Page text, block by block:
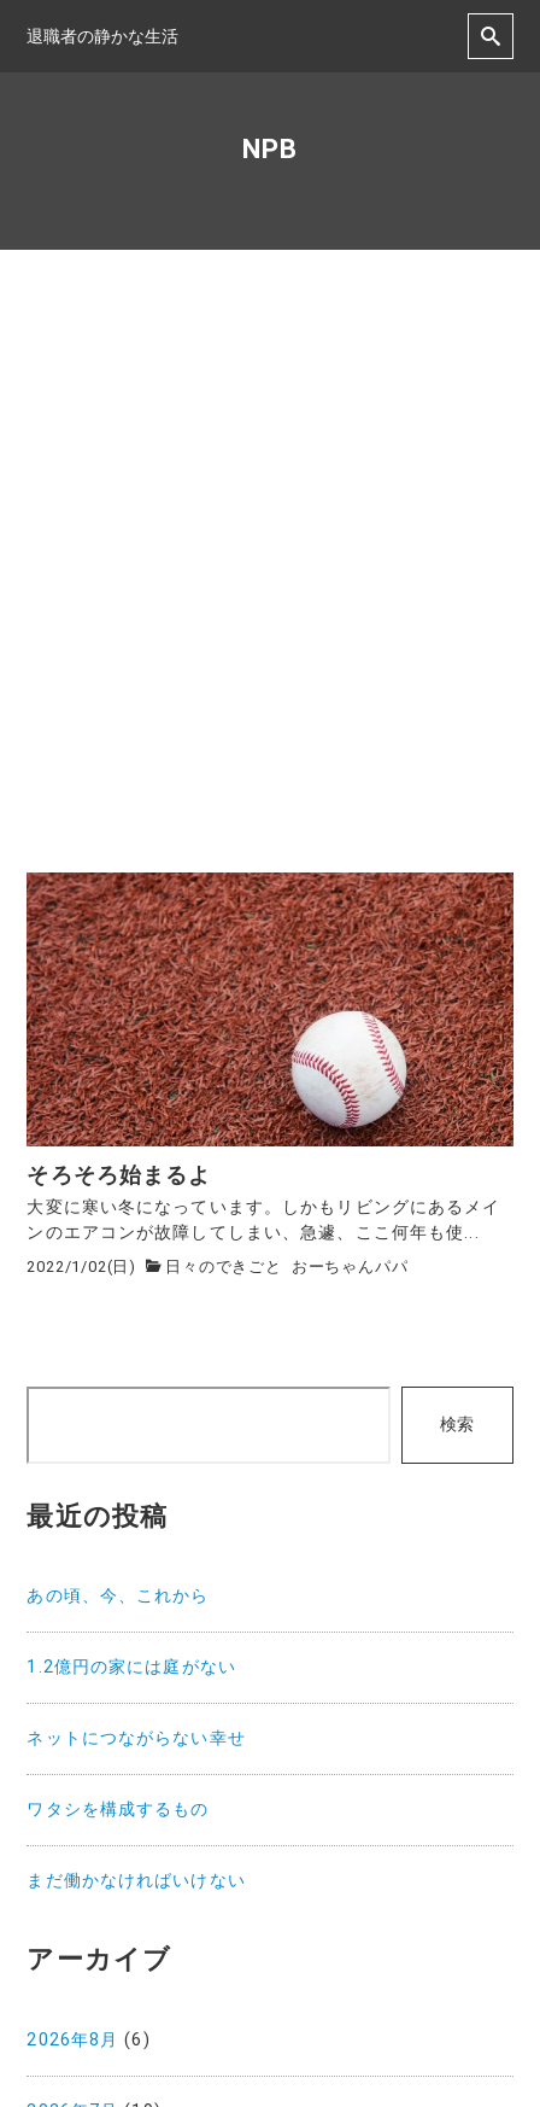
退職者の静かな生活
NPB
そろそろ始まるよ
大変に寒い冬になっています。しかもリビングにあるメイ
ンのエアコンが故障してしまい、急遽、ここ何年も使...
2022/1/02(日) 日々のできごと おーちゃんパパ
検索
最近の投稿
あの頃、今、これから
1.2億円の家には庭がない
ネットにつながらない幸せ
ワタシを構成するもの
まだ働かなければいけない
アーカイブ
2026年8月 (6)